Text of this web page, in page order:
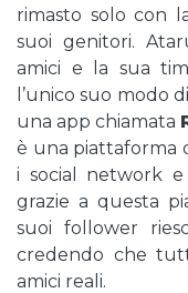
rimasto solo con
suoi genitori.
amici e la sua
l’unico suo modo
una app chiamata
è una piattaforma
i social network
grazie a questa
suoi follower
credendo che
amici reali.